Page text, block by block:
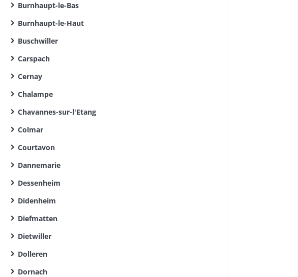
Burnhaupt-le-Bas
Burnhaupt-le-Haut
Buschwiller
Carspach
Cernay
Chalampe
Chavannes-sur-l'Etang
Colmar
Courtavon
Dannemarie
Dessenheim
Didenheim
Diefmatten
Dietwiller
Dolleren
Dornach